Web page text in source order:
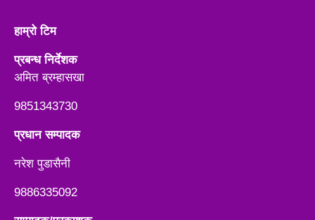
हाम्रो टिम
प्रबन्ध निर्देशक
अमित ब्रम्हासखा
9851343730
प्रधान सम्पादक
नरेश पुडासैनी
9886335092